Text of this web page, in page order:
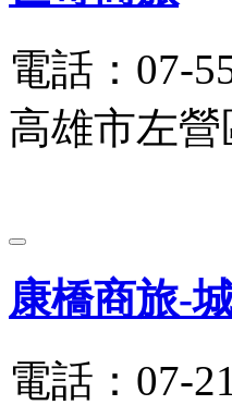
電話：07-
高雄市左營
康橋商旅-
電話：07-